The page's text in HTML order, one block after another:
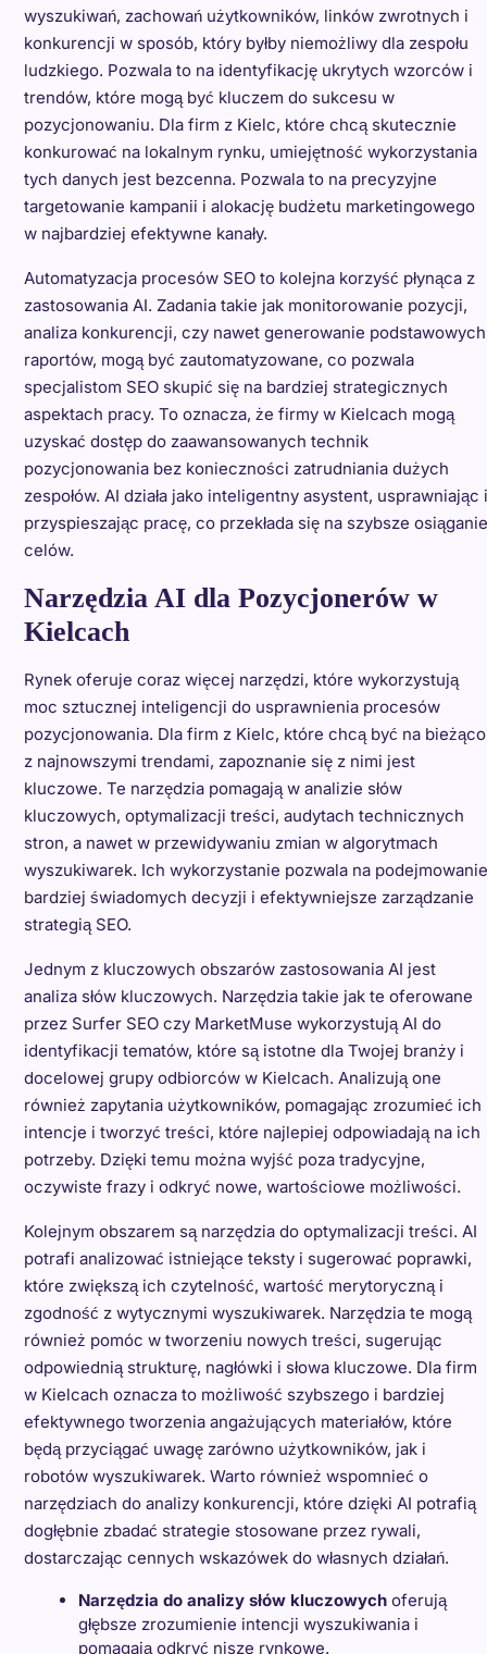
wyszukiwań, zachowań użytkowników, linków zwrotnych i
konkurencji w sposób, który byłby niemożliwy dla zespołu
ludzkiego. Pozwala to na identyfikację ukrytych wzorców i
trendów, które mogą być kluczem do sukcesu w
pozycjonowaniu. Dla firm z Kielc, które chcą skutecznie
konkurować na lokalnym rynku, umiejętność wykorzystania
tych danych jest bezcenna. Pozwala to na precyzyjne
targetowanie kampanii i alokację budżetu marketingowego
w najbardziej efektywne kanały.
Automatyzacja procesów SEO to kolejna korzyść płynąca z
zastosowania AI. Zadania takie jak monitorowanie pozycji,
analiza konkurencji, czy nawet generowanie podstawowych
raportów, mogą być zautomatyzowane, co pozwala
specjalistom SEO skupić się na bardziej strategicznych
aspektach pracy. To oznacza, że firmy w Kielcach mogą
uzyskać dostęp do zaawansowanych technik
pozycjonowania bez konieczności zatrudniania dużych
zespołów. AI działa jako inteligentny asystent, usprawniając i
przyspieszając pracę, co przekłada się na szybsze osiąganie
celów.
Narzędzia AI dla Pozycjonerów w
Kielcach
Rynek oferuje coraz więcej narzędzi, które wykorzystują
moc sztucznej inteligencji do usprawnienia procesów
pozycjonowania. Dla firm z Kielc, które chcą być na bieżąco
z najnowszymi trendami, zapoznanie się z nimi jest
kluczowe. Te narzędzia pomagają w analizie słów
kluczowych, optymalizacji treści, audytach technicznych
stron, a nawet w przewidywaniu zmian w algorytmach
wyszukiwarek. Ich wykorzystanie pozwala na podejmowanie
bardziej świadomych decyzji i efektywniejsze zarządzanie
strategią SEO.
Jednym z kluczowych obszarów zastosowania AI jest
analiza słów kluczowych. Narzędzia takie jak te oferowane
przez Surfer SEO czy MarketMuse wykorzystują AI do
identyfikacji tematów, które są istotne dla Twojej branży i
docelowej grupy odbiorców w Kielcach. Analizują one
również zapytania użytkowników, pomagając zrozumieć ich
intencje i tworzyć treści, które najlepiej odpowiadają na ich
potrzeby. Dzięki temu można wyjść poza tradycyjne,
oczywiste frazy i odkryć nowe, wartościowe możliwości.
Kolejnym obszarem są narzędzia do optymalizacji treści. AI
potrafi analizować istniejące teksty i sugerować poprawki,
które zwiększą ich czytelność, wartość merytoryczną i
zgodność z wytycznymi wyszukiwarek. Narzędzia te mogą
również pomóc w tworzeniu nowych treści, sugerując
odpowiednią strukturę, nagłówki i słowa kluczowe. Dla firm
w Kielcach oznacza to możliwość szybszego i bardziej
efektywnego tworzenia angażujących materiałów, które
będą przyciągać uwagę zarówno użytkowników, jak i
robotów wyszukiwarek. Warto również wspomnieć o
narzędziach do analizy konkurencji, które dzięki AI potrafią
dogłębnie zbadać strategie stosowane przez rywali,
dostarczając cennych wskazówek do własnych działań.
Narzędzia do analizy słów kluczowychoferują
głębsze zrozumienie intencji wyszukiwania i
pomagają odkryć nisze rynkowe.